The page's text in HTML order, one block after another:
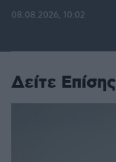
08.08.2026, 10:02
Δείτε Επίσης